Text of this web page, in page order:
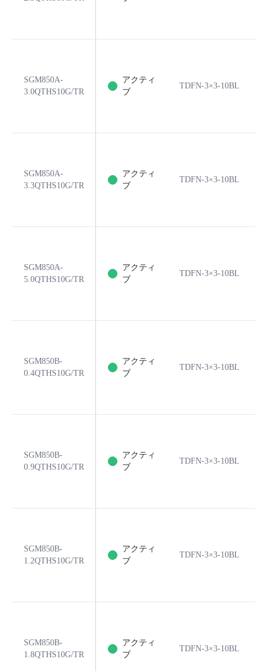
SGM850A-
3.0QTHS10G/TR
アクティ
ブ
TDFN-3×3-10BL
SGM850A-
3.3QTHS10G/TR
アクティ
ブ
TDFN-3×3-10BL
SGM850A-
5.0QTHS10G/TR
アクティ
ブ
TDFN-3×3-10BL
SGM850B-
0.4QTHS10G/TR
アクティ
ブ
TDFN-3×3-10BL
SGM850B-
0.9QTHS10G/TR
アクティ
ブ
TDFN-3×3-10BL
SGM850B-
1.2QTHS10G/TR
アクティ
ブ
TDFN-3×3-10BL
SGM850B-
1.8QTHS10G/TR
アクティ
ブ
TDFN-3×3-10BL